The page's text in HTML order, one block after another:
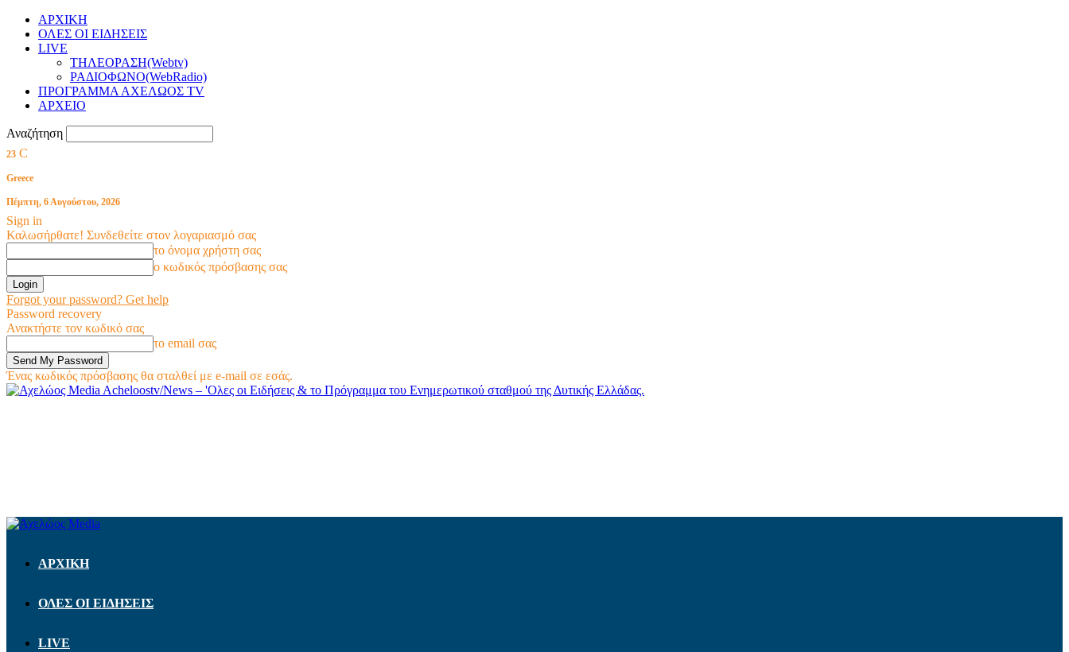
ΑΡΧΙΚΗ
ΟΛΕΣ ΟΙ ΕΙΔΗΣΕΙΣ
LIVE
ΤΗΛΕΟΡΑΣΗ(Webtv)
ΡΑΔΙΟΦΩΝΟ(WebRadio)
ΠΡΟΓΡΑΜΜΑ ΑΧΕΛΩΟΣ TV
ΑΡΧΕΙΟ
Αναζήτηση
23 C
Greece
Πέμπτη, 6 Αυγούστου, 2026
Sign in
Καλωσήρθατε! Συνδεθείτε στον λογαριασμό σας
το όνομα χρήστη σας
ο κωδικός πρόσβασης σας
Forgot your password? Get help
Password recovery
Ανακτήστε τον κωδικό σας
το email σας
Ένας κωδικός πρόσβασης θα σταλθεί με e-mail σε εσάς.
Acheloostv/News – 'Ολες οι Ειδήσεις & το Πρόγραμμα του Ενημερωτικού σταθμού της Δυτικής Ελλάδας.
ΑΡΧΙΚΗ
ΟΛΕΣ ΟΙ ΕΙΔΗΣΕΙΣ
LIVE